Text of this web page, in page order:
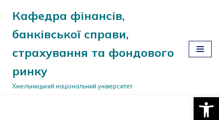
до
вмісту
Кафедра фінансів,
банківської справи,
страхування та фондового
ринку
Хмельницький національний університет